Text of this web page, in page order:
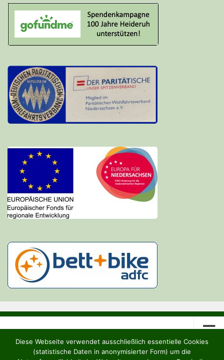
Diese Webseite verwendet ausschließlich essentielle Cookies
(statistische Daten in anonymisierter Form) um die